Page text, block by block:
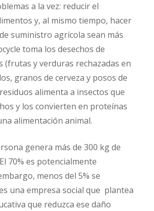
a la vez: reducir el
y, al mismo tiempo, hacer
suministro agrícola sean más
toma los desechos de
(frutas y verduras rechazadas en
granos de cerveza y posos de
alimenta a insectos que
y los convierten en proteínas
alimentación animal.
genera más de 300 kg de
70% es potencialmente
menos del 5% se
una empresa social que plantea
que reduzca ese daño